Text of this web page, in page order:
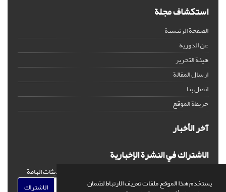
يستخدم هذا الموقع ملفات تعريف الارتباط لضمان
استكشاف مجلة
الصفحة الرئيسية
عن الدورية
هيئة التحرير
ارسال المقالة
اتصل بنا
خريطة الموقع
آخر الأخبار
الاشتراك في النشرة الإخبارية
اشترك في النشرة الإخبارية لدينا للحصول على الأخبار والتحديثات الهامة
الاشتراك